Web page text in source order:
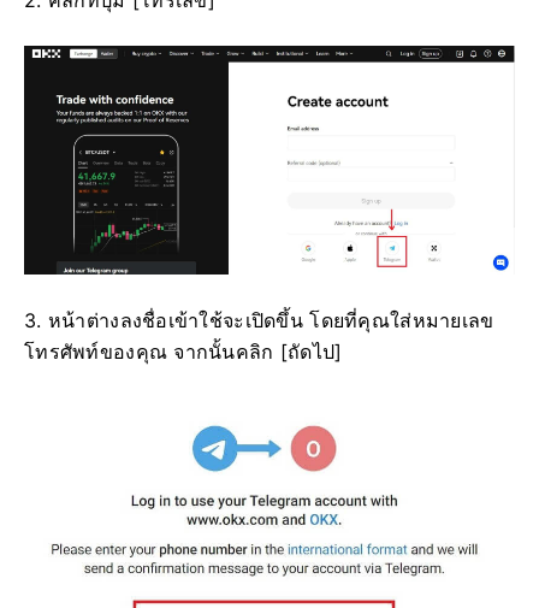
3. หน้าต่างลงชื่อเข้าใช้จะเปิดขึ้น โดยที่คุณใส่หมายเลข
โทรศัพท์ของคุณ จากนั้นคลิก [ถัดไป]